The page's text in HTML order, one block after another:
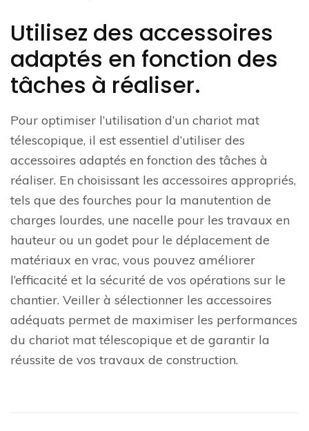
Utilisez des accessoires
adaptés en fonction des
tâches à réaliser.
Pour optimiser l’utilisation d’un chariot mat
télescopique, il est essentiel d’utiliser des
accessoires adaptés en fonction des tâches à
réaliser. En choisissant les accessoires appropriés,
tels que des fourches pour la manutention de
charges lourdes, une nacelle pour les travaux en
hauteur ou un godet pour le déplacement de
matériaux en vrac, vous pouvez améliorer
l’efficacité et la sécurité de vos opérations sur le
chantier. Veiller à sélectionner les accessoires
adéquats permet de maximiser les performances
du chariot mat télescopique et de garantir la
réussite de vos travaux de construction.